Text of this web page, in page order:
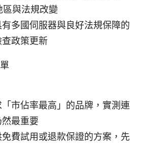
區與法規改變
多國伺服器與良好法規保障的
政策更新
市佔率最高」的品牌，實測連
最重要
費試用或退款保證的方案，先